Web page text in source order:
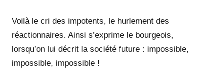
Voilà le cri des impotents, le hurlement des
réactionnaires. Ainsi s’exprime le bourgeois,
lorsqu’on lui décrit la société future : impossible,
impossible, impossible !